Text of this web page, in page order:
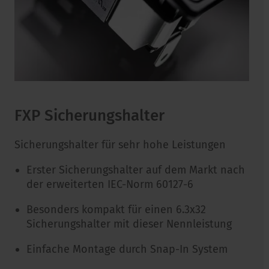
FXP Sicherungshalter
Sicherungshalter für sehr hohe Leistungen
Erster Sicherungshalter auf dem Markt nach
der erweiterten IEC-Norm 60127-6
Besonders kompakt für einen 6.3x32
Sicherungshalter mit dieser Nennleistung
Einfache Montage durch Snap-In System